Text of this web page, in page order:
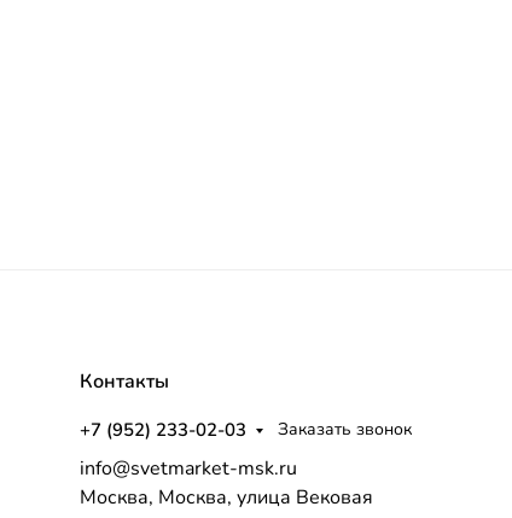
Контакты
+7 (952) 233-02-03 Заказать звонок
info@svetmarket-msk.ru
Москва, Москва, улица Вековая